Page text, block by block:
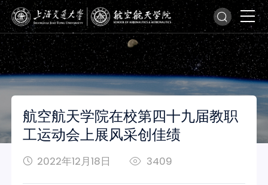
航空航天学院在校第四十九届教职
工运动会上展风采创佳绩
2022年12月18日 3409